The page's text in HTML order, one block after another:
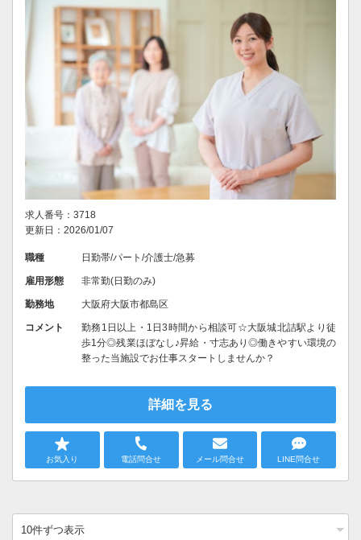
求人番号：3718
更新日：2026/01/07
職種 日勤帯/パート/介護士/急募
雇用形態 非常勤(日勤のみ)
勤務地 大阪府大阪市都島区
コメント
勤務1日以上・1日3時間から相談可☆大阪城北詰駅より徒
歩1分◎残業ほぼなし♪昇給・寸志あり◎働きやすい環境の
整った当施設でお仕事スタートしませんか？
詳細を見る
お気入り 電話問合せ メール問合せ LINE問合せ